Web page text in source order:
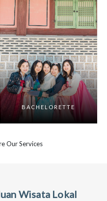
BACHELORETTE
Our Services
Wisata Lokal